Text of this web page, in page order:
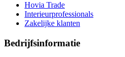
Hovia Trade
Interieurprofessionals
Zakelijke klanten
Bedrijfsinformatie